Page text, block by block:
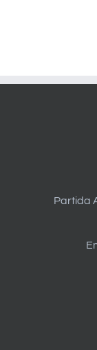
Partida